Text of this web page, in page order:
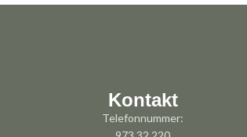
Kontakt
Telefonnummer: